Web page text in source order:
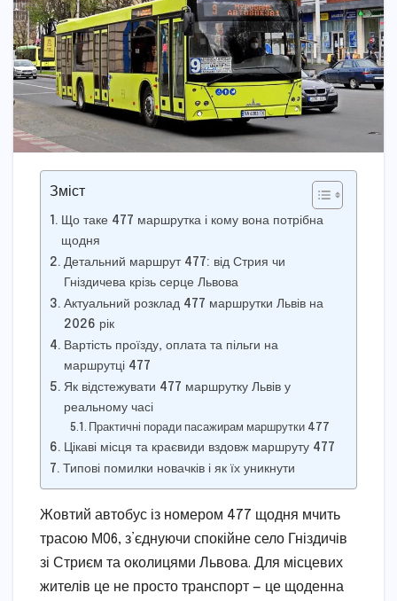
Зміст
Що таке 477 маршрутка і кому вона потрібна
щодня
Детальний маршрут 477: від Стрия чи
Гніздичева крізь серце Львова
Актуальний розклад 477 маршрутки Львів на
2026 рік
Вартість проїзду, оплата та пільги на
маршрутці 477
Як відстежувати 477 маршрутку Львів у
реальному часі
Практичні поради пасажирам маршрутки 477
Цікаві місця та краєвиди вздовж маршруту 477
Типові помилки новачків і як їх уникнути
Жовтий автобус із номером 477 щодня мчить
трасою М06, з’єднуючи спокійне село Гніздичів
зі Стриєм та околицями Львова. Для місцевих
жителів це не просто транспорт — це щоденна